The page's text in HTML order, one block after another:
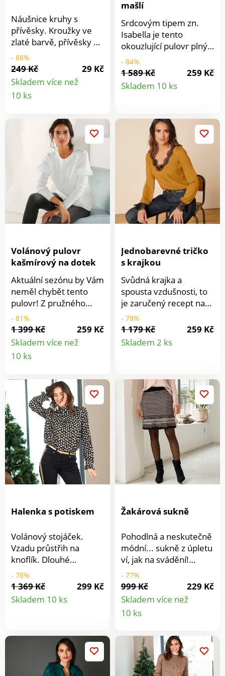
Náušnice kruhy s
přívěsky. Kroužky ve
zlaté barvě, přívěsky v
černé. Pro propíchnuté
uši.
- 88%
249 Kč
29 Kč
Skladem více než
10 ks
mašlí
Srdcovým tipem zn.
Isabella je tento
okouzlující pulovr plný
jemnosti a originality. S
příměsí třpytivých
vláken. Vpředu kulatý
výstřih, vzadu výstřih s
Rovný spodní lem.
- 84%
1 589 Kč
259 Kč
Skladem 10 ks
Detail
Volánový pulovr
kašmírový na dotek
Aktuální sezónu by Vám
neměl chybět tento
pulovr! Z pružného
jemného úpletu. Kulatý
uvolněný výstřih.
Dlouhé rukávy s
volánem. Rovný spodní
lem. Materiál žerzej
na dotek. Lze prát v
pračce. Délka cca 68
cm.
- 81%
1 399 Kč
259 Kč
Skladem více než
10 ks
Jednobarevné tričko
s krajkou
Svůdná krajka a
spousta vzdušnosti, to
je zaručený recept na
úspěšný model!
Udělejte si radost tímto
tričkem s rafinovanými
detaily, které je
zakulacený výstřih do
"V". Dlouhé pružné
rukávy. Výstřih a
manžety s kontrastním
krajkovým lemem a
vlnkovaným
zakončením. Rovný
spodní lem. Z jemného
a vzdušného materiálu
příjemného na nošení.
- 78%
1 179 Kč
259 Kč
Skladem 2 ks
Halenka s potiskem
Volánový stojáček.
Vzadu průstřih na
knoflík. Dlouhé
halenkové rukávy s
volány. Rovný spodní
lem.
- 78%
1 369 Kč
299 Kč
Skladem 10 ks
Detail
Žakárová sukně
Pohodlná a neskutečně
módní... sukně z úpletu
ví, jak na svádění!
Rovný střih snadný na
nošení. Pružný
komfortní pas. Rovný
spodní lem. Lze prát v
pračce.
- 77%
999 Kč
229 Kč
Skladem více než
10 ks